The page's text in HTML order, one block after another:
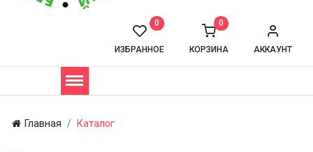
АККАУНТ
КОРЗИНА
0
ИЗБРАННОЕ
0
Главная Каталог